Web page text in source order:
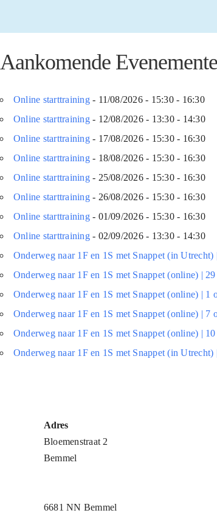
Aankomende
Online starttraining- 11/08/2026 - 15:30 - 16:30
Online starttraining- 12/08/2026 - 13:30 - 14:30
Online starttraining- 17/08/2026 - 15:30 - 16:30
Online starttraining- 18/08/2026 - 15:30 - 16:30
Online starttraining- 25/08/2026 - 15:30 - 16:30
Online starttraining- 26/08/2026 - 15:30 - 16:30
Online starttraining- 01/09/2026 - 15:30 - 16:30
Online starttraining- 02/09/2026 - 13:30 - 14:30
Onderweg naar 1F en 1S met Snappet (in Utrecht)
Onderweg naar 1F en 1S met Snappet (online) |
Onderweg naar 1F en 1S met Snappet (online) |
Onderweg naar 1F en 1S met Snappet (online) |
Onderweg naar 1F en 1S met Snappet (online) |
Onderweg naar 1F en 1S met Snappet (in
Adres
Bloemenstraat 2
Bemmel
6681 NN Bemmel